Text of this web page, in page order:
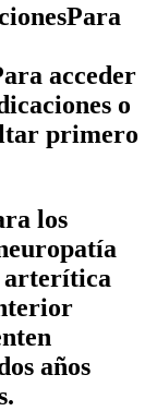
acceder
o
primero
los
arterítica
años